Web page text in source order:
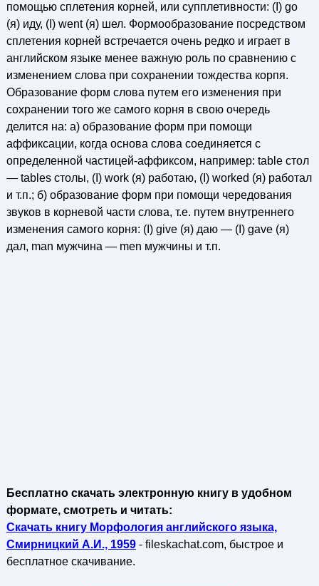
помощью сплетения корней, или супплетивности: (I) go
(я) иду, (I) went (я) шел. Формообразование посредством
сплетения корней встречается очень редко и играет в
английском языке менее важную роль по сравнению с
изменением слова при сохранении тождества корпя.
Образование форм слова путем его изменения при
сохранении того же самого корня в свою очередь
делится на: а) образование форм при помощи
аффиксации, когда основа слова соединяется с
определенной частицей-аффиксом, например: table стол
— tables столы, (I) work (я) работаю, (I) worked (я) работал
и т.п.; б) образование форм при помощи чередования
звуков в корневой части слова, т.е. путем внутреннего
изменения самого корня: (I) give (я) даю — (I) gave (я)
дал, man мужчина — men мужчины и т.п.
Бесплатно скачать электронную книгу в удобном
формате, смотреть и читать:
Скачать книгу Морфология английского языка,
Смирницкий А.И., 1959- fileskachat.com, быстрое и
бесплатное скачивание.